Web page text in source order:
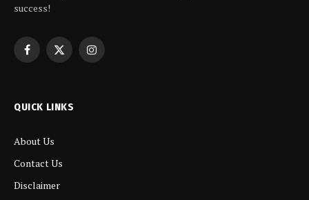
success!
Facebook
X
Instagram
QUICK LINKS
About Us
Contact Us
Disclaimer